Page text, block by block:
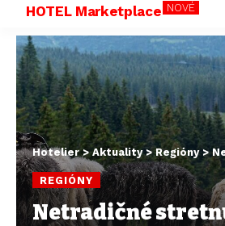
HOTEL Marketplace NOVÉ
Hotelier>Aktuality>Regióny>
REGIÓNY
Netradičné